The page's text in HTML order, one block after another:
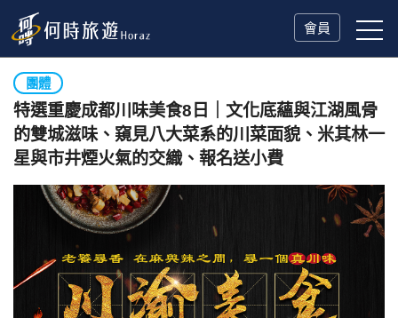
會員
團體
特選重慶成都川味美食8日｜文化底蘊與江湖風骨
的雙城滋味、窺見八大菜系的川菜面貌、米其林一
星與市井煙火氣的交織、報名送小費